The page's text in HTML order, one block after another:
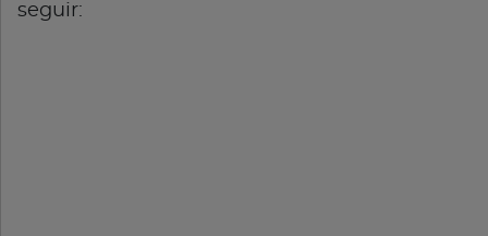
seguir: